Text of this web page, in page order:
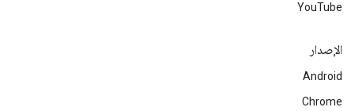
YouTube
الإصدار
Android
Chrome